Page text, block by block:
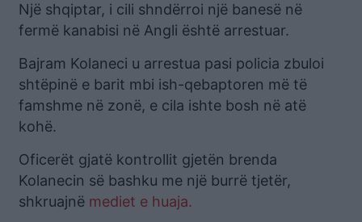
Një shqiptar, i cili shndërroi një banesë në
fermë kanabisi në Angli është arrestuar.
Bajram Kolaneci u arrestua pasi policia zbuloi
shtëpinë e barit mbi ish-qebaptoren më të
famshme në zonë, e cila ishte bosh në atë
kohë.
Oficerët gjatë kontrollit gjetën brenda
Kolanecin së bashku me një burrë tjetër,
shkruajnë mediet e huaja.